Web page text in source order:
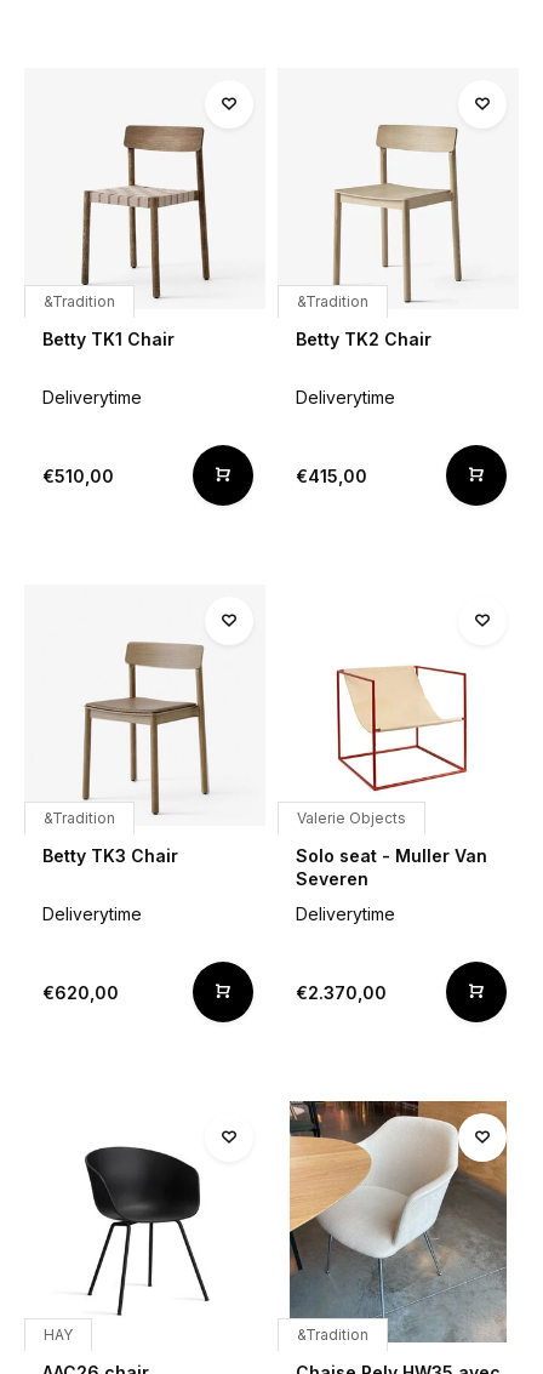
&Tradition
Betty TK1 Chair
Deliverytime
€510,00
&Tradition
Betty TK2 Chair
Deliverytime
€415,00
&Tradition
Betty TK3 Chair
Deliverytime
€620,00
Valerie Objects
Solo seat - Muller Van
Severen
Deliverytime
€2.370,00
HAY &Tradition